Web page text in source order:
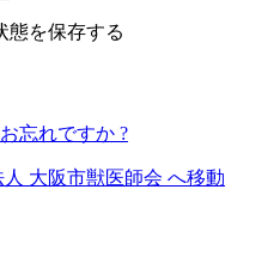
態を保存する
忘れですか ?
大阪市獣医師会 へ移動